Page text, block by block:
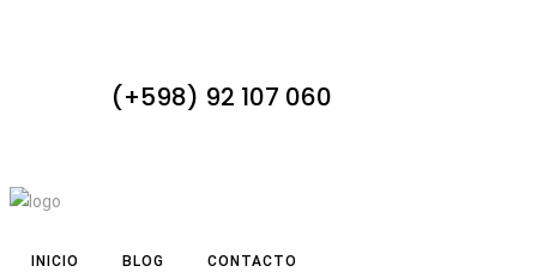
(+598) 92 107 060
INICIO BLOG CONTACTO